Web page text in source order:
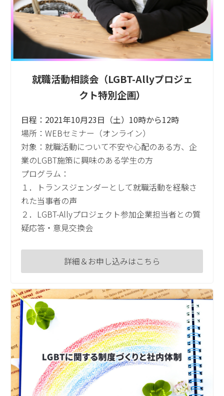
就職活動相談会（LGBT-Allyプロジェ
クト特別企画）
日程：2021年10月23日（土）10時から12時
場所：WEBセミナー（オンライン）
対象：就職活動について不安や心配のある方、企
業のLGBT施策に興味のある学生の方
プログラム：
１．トランスジェンダーとして就職活動を経験さ
れた当事者の声
２．LGBT-Allyプロジェクト参加企業担当者との質
疑応答・意見交換会
詳細＆お申し込みはこちら